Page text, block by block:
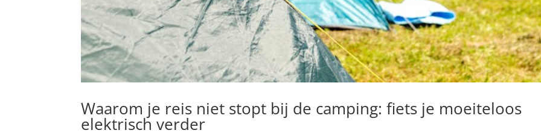
Waarom je reis niet stopt bij de camping: fiets je moeiteloos
elektrisch verder